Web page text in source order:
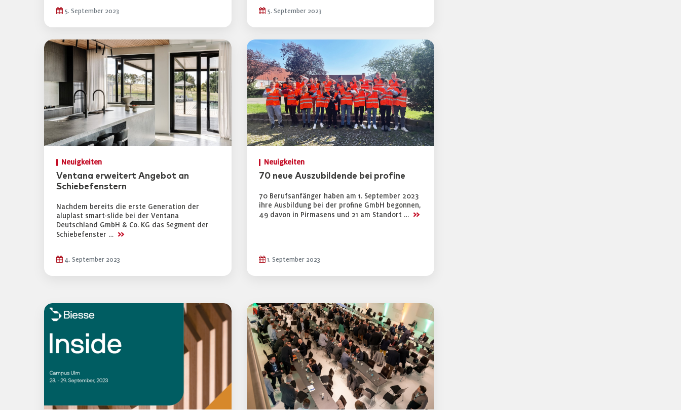
5. September 2023 5. September 2023
Neuigkeiten
Ventana erweitert Angebot an
Schiebefenstern
Nachdem bereits die erste Generation der
aluplast smart-slide bei der Ventana
Deutschland GmbH & Co. KG das Segment der
Schiebefenster … >>
4. September 2023
Neuigkeiten
70 neue Auszubildende bei profine
70 Berufsanfänger haben am 1. September 2023
ihre Ausbildung bei der profine GmbH begonnen,
49 davon in Pirmasens und 21 am Standort … >>
1. September 2023